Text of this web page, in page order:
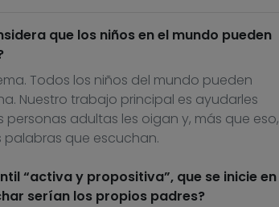
que los niños en el mundo pueden
Todos los niños del mundo pueden
Nuestro trabajo principal es ayudarles
adultas les oigan y, más que eso,
que escuchan.
“activa y propositiva”, que se inicie en
serían los propios padres?